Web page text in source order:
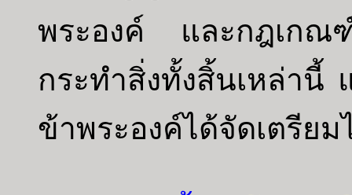
พระองค์ และกฎเกณ
กระทำสิ่งทั้งสิ้นเหล่านี้
ข้าพระองค์ได้จัดเตรีย